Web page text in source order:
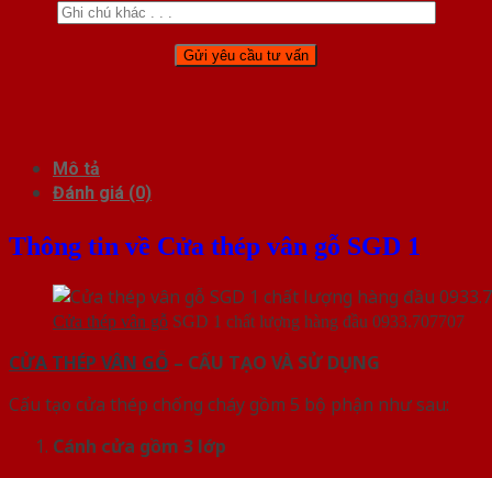
Mô tả
Đánh giá (0)
Thông tin về Cửa thép vân gỗ SGD 1
Cửa thép vân gỗ SGD 1 chất lượng hàng đầu 0933.707707
CỬA THÉP VÂN GỖ – CẤU TẠO VÀ SỬ DỤNG
Cấu tạo cửa thép chống cháy gồm 5 bộ phận như sau:
Cánh cửa gồm 3 lớp